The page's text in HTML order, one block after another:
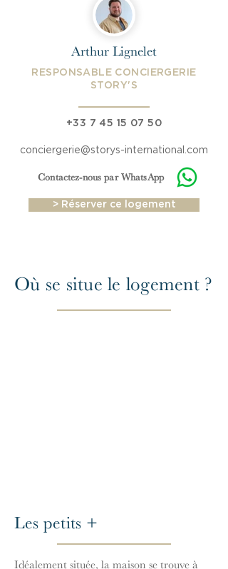
Arthur Lignelet
RESPONSABLE CONCIERGERIE
STORY'S
‪+33 7 45 15 07 50
conciergerie@storys-international.com
Contactez-nous par WhatsApp
> Réserver ce logement
Où se situe le logement ?
Les petits +
Idéalement située, la maison se trouve à